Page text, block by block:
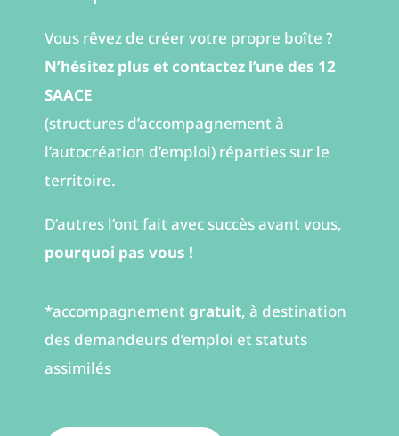
Vous rêvez de créer votre propre boîte ?
N’hésitez plus et contactez l’une des 12
SAACE
(structures d’accompagnement à
l’autocréation d’emploi) réparties sur le
territoire.
D’autres l’ont fait avec succès avant vous,
pourquoi pas vous !
*accompagnement gratuit, à destination
des demandeurs d’emploi et statuts
assimilés